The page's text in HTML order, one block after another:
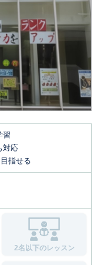
習
対応
指せる
2名以下のレッスン